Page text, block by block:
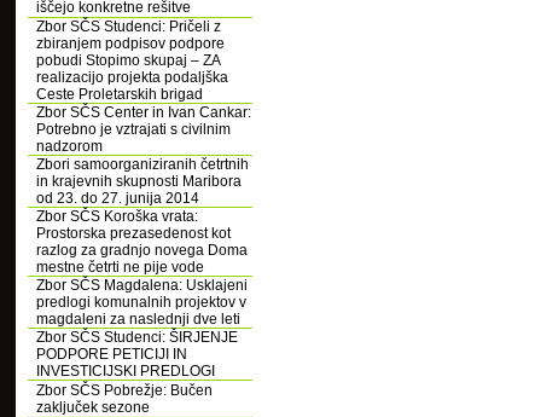
iščejo konkretne rešitve
Zbor SČS Studenci: Pričeli z
zbiranjem podpisov podpore
pobudi Stopimo skupaj – ZA
realizacijo projekta podaljška
Ceste Proletarskih brigad
Zbor SČS Center in Ivan Cankar:
Potrebno je vztrajati s civilnim
nadzorom
Zbori samoorganiziranih četrtnih
in krajevnih skupnosti Maribora
od 23. do 27. junija 2014
Zbor SČS Koroška vrata:
Prostorska prezasedenost kot
razlog za gradnjo novega Doma
mestne četrti ne pije vode
Zbor SČS Magdalena: Usklajeni
predlogi komunalnih projektov v
magdaleni za naslednji dve leti
Zbor SČS Studenci: ŠIRJENJE
PODPORE PETICIJI IN
INVESTICIJSKI PREDLOGI
Zbor SČS Pobrežje: Bučen
zaključek sezone